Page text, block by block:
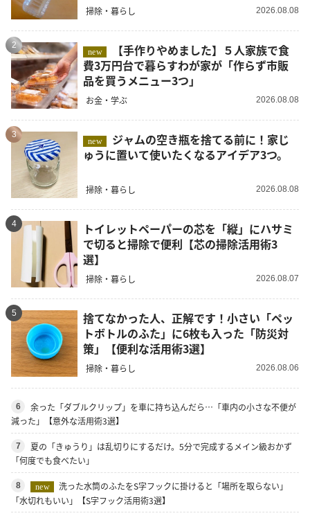
掃除・暮らし 2026.08.08
2
new
費3万円台で暮らすわが家が「作らず市販
品を買うメニュー3つ」
お金・学ぶ 2026.08.08
3
new
ゅうに置いて使いたくなるアイデア3つ。
掃除・暮らし 2026.08.08
4
トイレットペーパーの芯を「縦」にハサミ
で切ると掃除で便利【芯の掃除活用術3
選】
掃除・暮らし 2026.08.07
5
捨てなかった人、正解です！小さい「ペッ
トボトルのふた」に6枚も入った「防災対
策」【便利な活用術3選】
掃除・暮らし 2026.08.06
6
余った「ダブルクリップ」を車に持ち込んだら…「車内の小さな不便が
減った」【意外な活用術3選】
7
夏の「きゅうり」は乱切りにするだけ。5分で完成するメイン級おかず
「何度でも食べたい」
8 new
洗った水筒のふたをS字フックに掛けると「場所を取らない」
「水切れもいい」【S字フック活用術3選】